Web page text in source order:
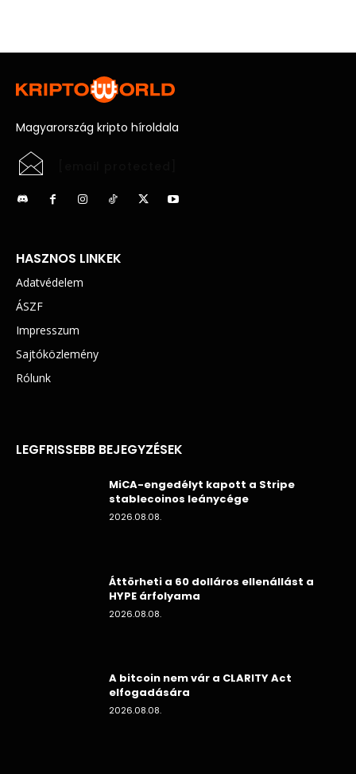
Magyarország kripto híroldala
HASZNOS LINKEK
Adatvédelem
ÁSZF
Impresszum
Sajtóközlemény
Rólunk
LEGFRISSEBB BEJEGYZÉSEK
MiCA-engedélyt kapott a Stripe
stablecoinos leánycége
2026.08.08.
Áttörheti a 60 dolláros ellenállást a
HYPE árfolyama
2026.08.08.
A bitcoin nem vár a CLARITY Act
elfogadására
2026.08.08.